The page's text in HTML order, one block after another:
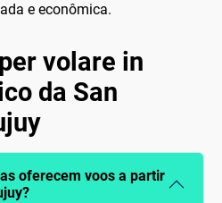
e econômica.
volare in
da San
oferecem voos a partir